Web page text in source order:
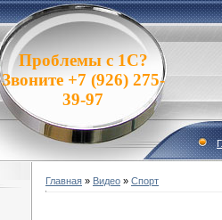
Проблемы с 1С?
Звоните +7 (926) 275-
39-97
Главная » Видео » Спорт